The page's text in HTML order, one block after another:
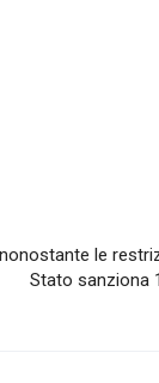
le
Stato sanziona